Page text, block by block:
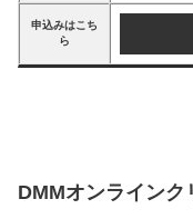
申込みはこち
ら
DMMオンライン